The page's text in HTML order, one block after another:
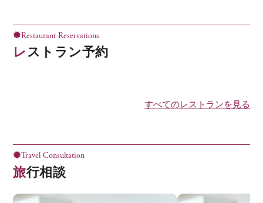
Restaurant Reservations
レストラン予約
すべてのレストランを見る
Travel Consultation
旅行相談